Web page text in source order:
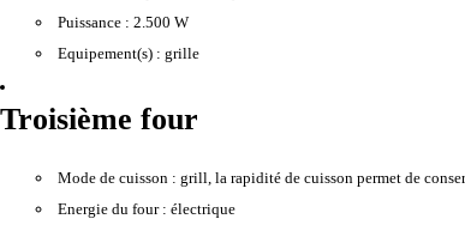
Puissance : 2.500 W
Equipement(s) : grille
Troisième four
Mode de cuisson : grill, la rapidité de cuisson permet de
Energie du four : électrique